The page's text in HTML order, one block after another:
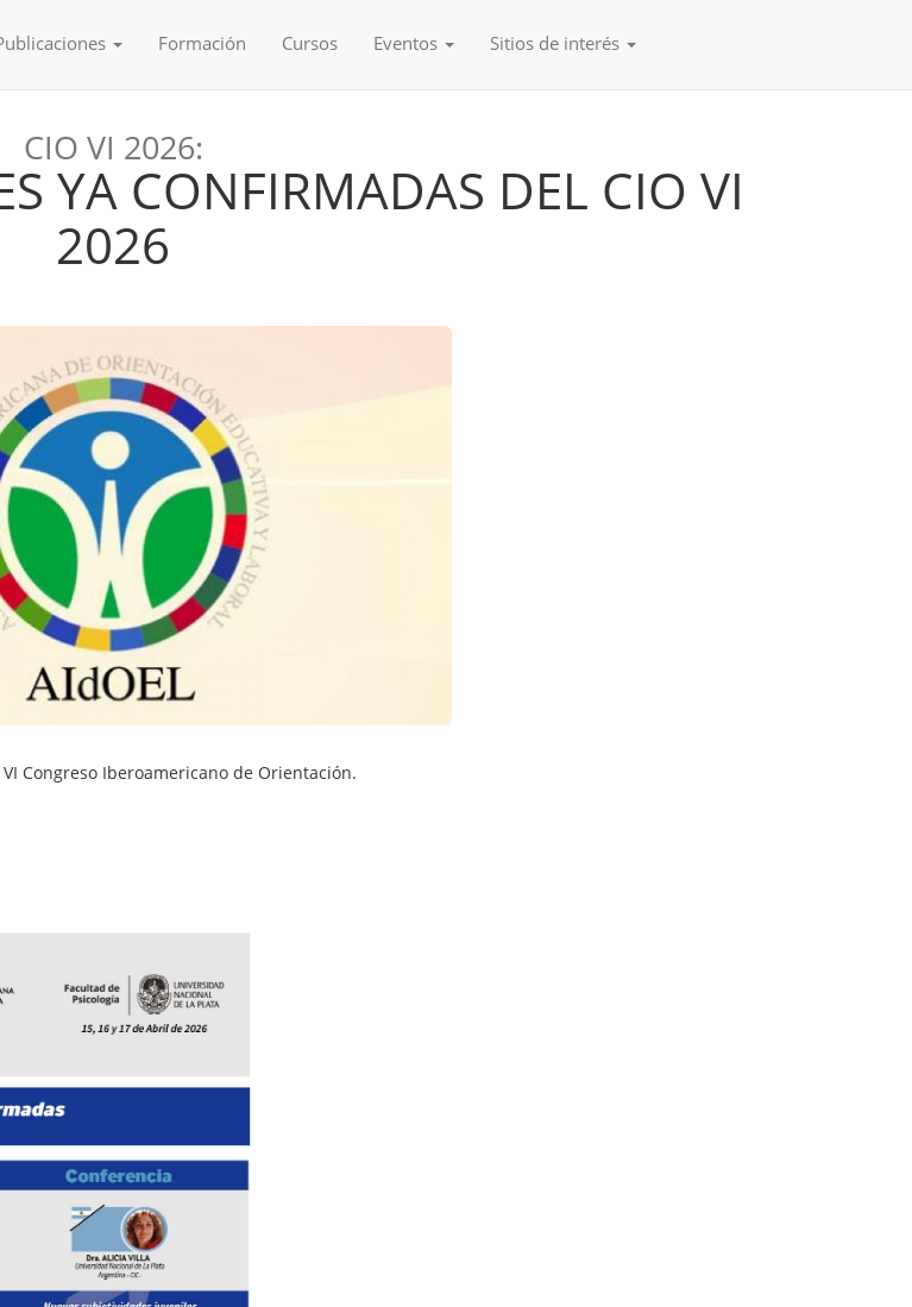
Formación Cursos Eventos Sitios de interés
CIO VI 2026:
YA CONFIRMADAS DEL CIO VI
2026
Congreso Iberoamericano de Orientación.